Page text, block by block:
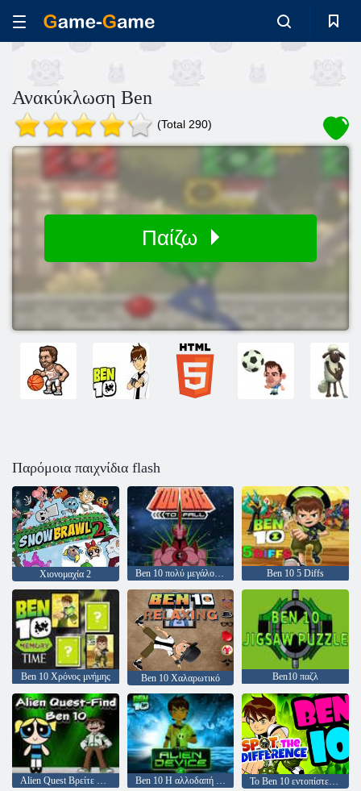
Ανακύκλωση Ben
(Total 290)
Παίζω
Παρόμοια παιχνίδια flash
Χιονομαχία 2 Ben 10 πολύ μεγάλο για να πέσει Ben 10 5 Diffs
Ben 10 Χρόνος μνήμης Ben 10 Χαλαρωτικό Ben10 παζλ
Alien Quest Βρείτε Ben 10 Ben 10 Η αλλοδαπή συσκευή Το Ben 10 εντοπίστε τη διαφορά